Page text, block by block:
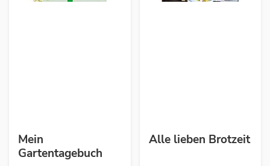
Mein
Gartentagebuch
Alle lieben Brotzeit